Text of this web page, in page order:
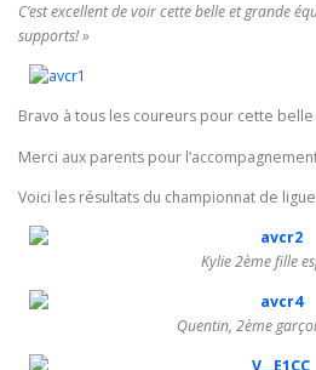
C’est excellent de voir cette belle et grande
supports! »
Bravo à tous les coureurs pour cette belle
Merci aux parents pour
Voici les résultats du championnat de
Kylie 2ème fille
Quentin, 2ème